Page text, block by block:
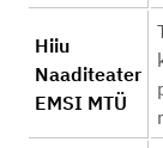
Hiiu
Naaditeater
EMSI MTÜ